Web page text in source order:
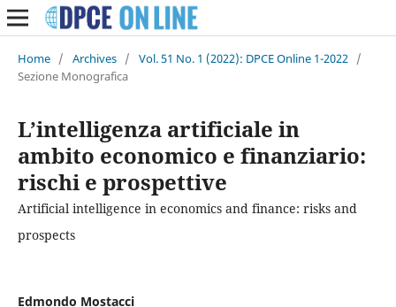
Home / Archives / Vol. 51 No. 1 (2022): DPCE Online 1-2022 /
Sezione Monografica
L’intelligenza artificiale in
ambito economico e finanziario:
rischi e prospettive
Artificial intelligence in economics and finance: risks and
prospects
Edmondo Mostacci